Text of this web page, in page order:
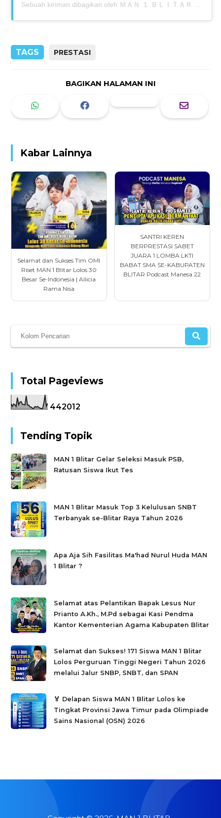
Sebuah kiriman dibagikan oleh ＭＡＮ １ ＢＬＩＴＡＲ (@man1blitar_official)
TAGS PRESTASI
BAGIKAN HALAMAN INI
Kabar Lainnya
Selamat dan Sukses Tim OMI
Riset MAN 1 Blitar Lolos 30
Besar Se-Indonesia | Allicia
Rama Nisa
SANTRI KEREN
BERPRESTASI SABET
JUARA 1 LOMBA LKTI
BABAT SMA SE-KABUPATEN
BLITAR Podcast Manesa 22
Total Pageviews
442012
Tending Topik
MAN 1 Blitar Gelar Seleksi Masuk PSB,
Ratusan Siswa Ikut Tes
MAN 1 Blitar Masuk Top 3 Kelulusan SNBT
Terbanyak se-Blitar Raya Tahun 2026
Apa Aja Sih Fasilitas Ma'had Nurul Huda MAN
1 Blitar ?
Selamat atas Pelantikan Bapak Lesus Nur
Prianto A.Kh., M.Pd sebagai Kasi Pendma
Kantor Kementerian Agama Kabupaten Blitar
Selamat dan Sukses! 171 Siswa MAN 1 Blitar
Lolos Perguruan Tinggi Negeri Tahun 2026
melalui Jalur SNBP, SNBT, dan SPAN
🏅 Delapan Siswa MAN 1 Blitar Lolos ke
Tingkat Provinsi Jawa Timur pada Olimpiade
Sains Nasional (OSN) 2026